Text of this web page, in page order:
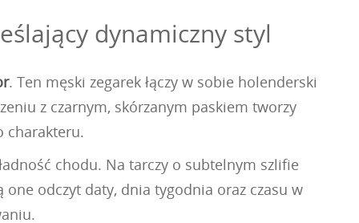
dynamiczny styl
. Ten męski zegarek łączy w sobie holenderski
z czarnym, skórzanym paskiem tworzy
charakteru.
chodu. Na tarczy o subtelnym szlifie
odczyt daty, dnia tygodnia oraz czasu w